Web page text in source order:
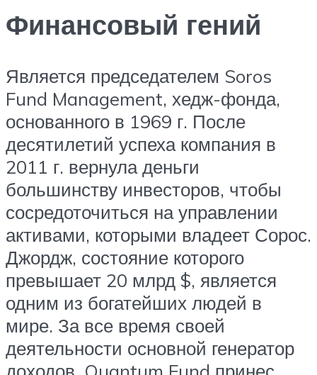
Финансовый гений
Является председателем Soros
Fund Management, хедж-фонда,
основанного в 1969 г. После
десятилетий успеха компания в
2011 г. вернула деньги
большинству инвесторов, чтобы
сосредоточиться на управлении
активами, которыми владеет Сорос.
Джордж, состояние которого
превышает 20 млрд $, является
одним из богатейших людей в
мире. За все время своей
деятельности основной генератор